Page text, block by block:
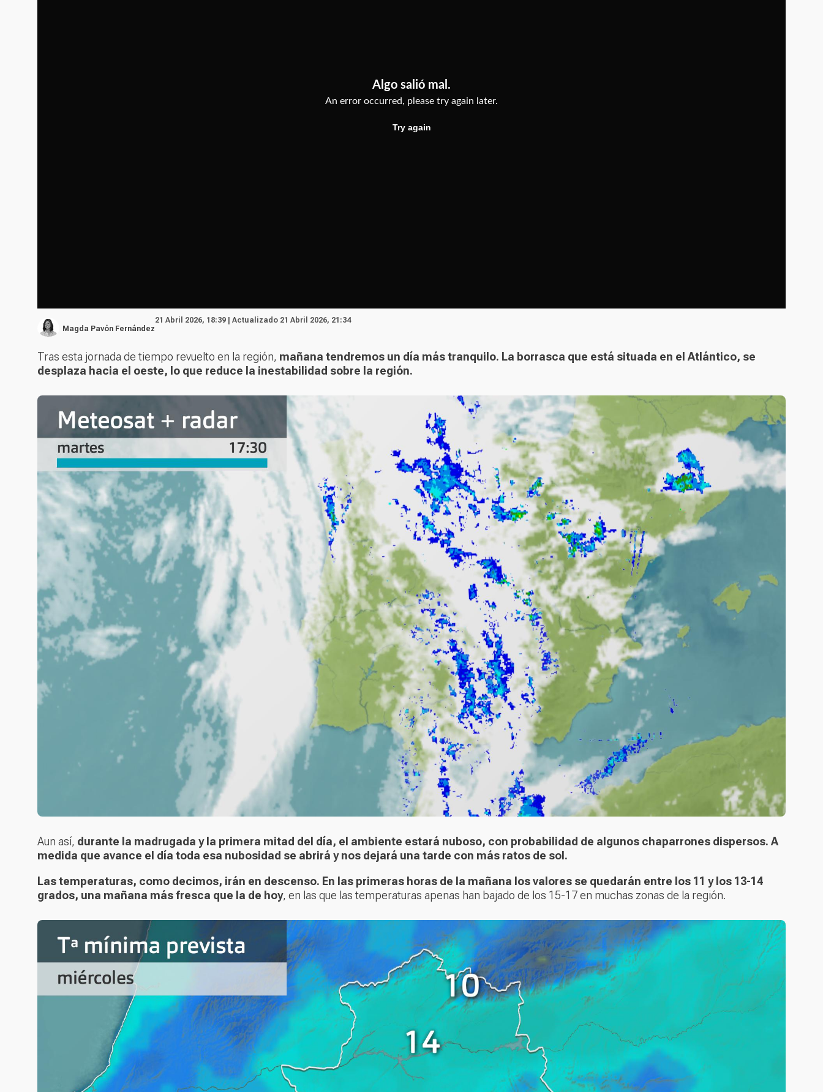
Magda Pavón Fernández
21 Abril 2026, 18:39 | Actualizado 21 Abril 2026, 21:34
Tras esta jornada de tiempo revuelto en la región, mañana tendremos un día más tranquilo. La borrasca que está situada en el Atlántico, se
desplaza hacia el oeste, lo que reduce la inestabilidad sobre la región.
Aun así, durante la madrugada y la primera mitad del día, el ambiente estará nuboso, con probabilidad de algunos chaparrones dispersos. A
medida que avance el día toda esa nubosidad se abrirá y nos dejará una tarde con más ratos de sol.
Las temperaturas, como decimos, irán en descenso. En las primeras horas de la mañana los valores se quedarán entre los 11 y los 13-14
grados, una mañana más fresca que la de hoy, en las que las temperaturas apenas han bajado de los 15-17 en muchas zonas de la región.